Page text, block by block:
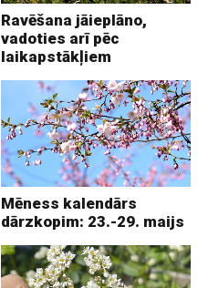
Ravēšana jāieplāno,
vadoties arī pēc
laikapstākļiem
Mēness kalendārs
dārzkopim: 23.-29. maijs